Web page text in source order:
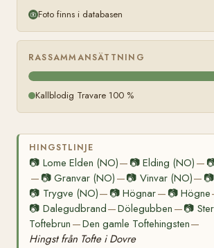
Foto finns i databasen
RASSAMMANSÄTTNING
Kallblodig Travare 100 %
HINGSTLINJE
📷 Lome Elden (NO)— 📷Elding (NO) —
— 📷Granvar (NO) —📷 Vinvar (NO)— 📷
📷 Trygve (NO)— 📷Högnar— 📷 Högne
📷 Dalegudbrand—Dölegubben —📷
Toftebrun —Den gamle Toftehingsten—
Hingst från Tofte i Dovre